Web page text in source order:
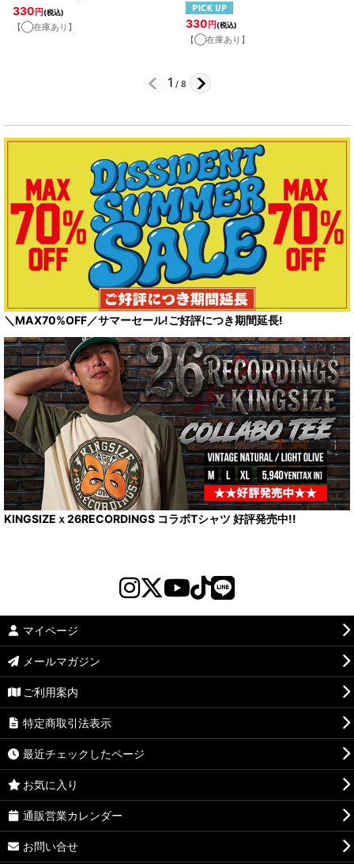
330 円(税込)
【◯在庫あり】 330 円(税込)
【◯在庫あり】
1 / 8
＼MAX70%OFF／サマーセール!ご好評につき期間延長!
KINGSIZEｘ26RECORDINGS コラボTシャツ 好評発売中!!
マイページ
メールマガジン
ご利用案内
特定商取引法表示
最近チェックしたページ
お気に入り
通販営業カレンダー
お問い合せ